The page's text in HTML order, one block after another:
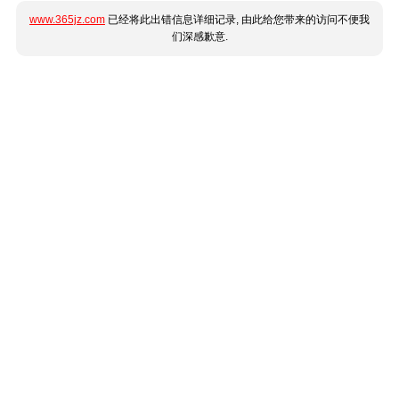
www.365jz.com 已经将此出错信息详细记录, 由此给您带来的访问不便我
们深感歉意.